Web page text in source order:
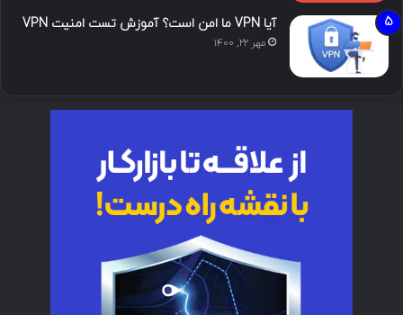
آیا VPN ما امن است؟ آموزش تست امنیت VPN
مهر ۲۲, ۱۴۰۰